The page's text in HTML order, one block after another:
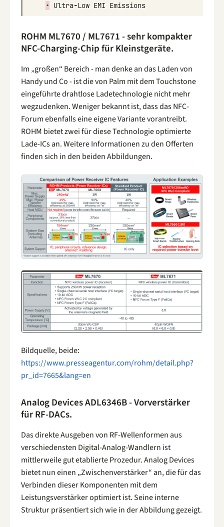
•
Ultra-Low EMI Emissions
ROHM ML7670 / ML7671 - sehr kompakter
NFC-Charging-Chip für Kleinstgeräte.
Im „großen“ Bereich - man denke an das Laden von
Handy und Co - ist die von Palm mit dem Touchstone
eingeführte drahtlose Ladetechnologie nicht mehr
wegzudenken. Weniger bekannt ist, dass das NFC-
Forum ebenfalls eine eigene Variante vorantreibt.
ROHM bietet zwei für diese Technologie optimierte
Lade-ICs an. Weitere Informationen zu den Offerten
finden sich in den beiden Abbildungen.
Bildquelle, beide:
https://www.presseagentur.com/rohm/detail.php?
pr_id=7665&lang=en
Analog Devices ADL6346B - Vorverstärker
für RF-DACs.
Das direkte Ausgeben von RF-Wellenformen aus
verschiedensten Digital-Analog-Wandlern ist
mittlerweile gut etablierte Prozedur. Analog Devices
bietet nun einen „Zwischenverstärker“ an, die für das
Verbinden dieser Komponenten mit dem
Leistungsverstärker optimiert ist. Seine interne
Struktur präsentiert sich wie in der Abbildung gezeigt.